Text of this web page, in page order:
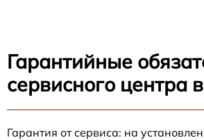
Гарантийные
сервисного центра
Гарантия от сервиса: на